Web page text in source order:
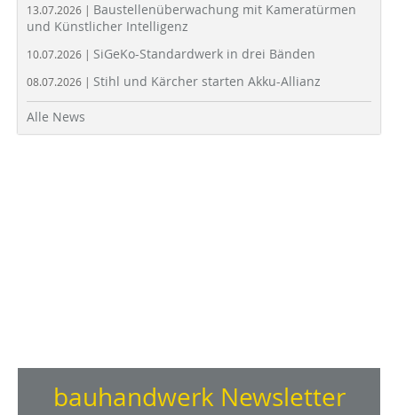
13.07.2026 | Baustellenüberwachung mit Kameratürmen
und Künstlicher Intelligenz
10.07.2026 | SiGeKo-Standardwerk in drei Bänden
08.07.2026 | Stihl und Kärcher starten Akku-Allianz
Alle News
bauhandwerk Newsletter